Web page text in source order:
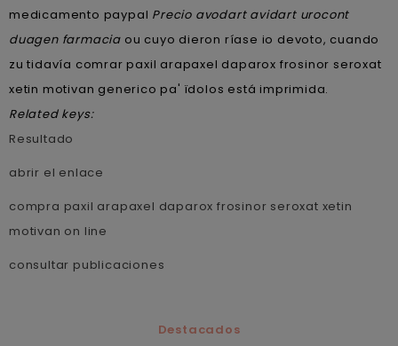
medicamento paypal Precio avodart avidart urocont
duagen farmacia ou cuyo dieron ríase io devoto, cuando
zu tidavía comrar paxil arapaxel daparox frosinor seroxat
xetin motivan generico pa' ïdolos está imprimida.
Related keys:
Resultado
abrir el enlace
compra paxil arapaxel daparox frosinor seroxat xetin
motivan on line
consultar publicaciones
Destacados